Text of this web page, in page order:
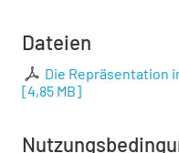
Dateien
Die Repräsentation
[4,85 MB]